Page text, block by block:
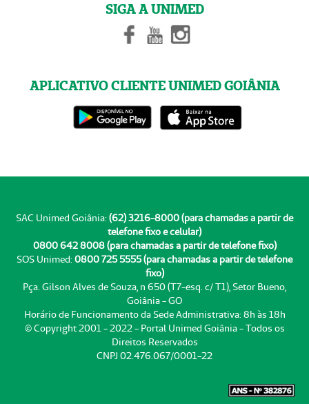
SIGA A UNIMED
APLICATIVO CLIENTE UNIMED GOIÂNIA
SAC Unimed Goiânia: (62) 3216-8000 (para chamadas a partir de
telefone fixo e celular)
0800 642 8008 (para chamadas a partir de telefone fixo)
SOS Unimed: 0800 725 5555 (para chamadas a partir de telefone
fixo)
Pça. Gilson Alves de Souza, n 650 (T7-esq. c/ T1), Setor Bueno,
Goiânia - GO
Horário de Funcionamento da Sede Administrativa: 8h às 18h
© Copyright 2001 - 2022 - Portal Unimed Goiânia - Todos os
Direitos Reservados
CNPJ 02.476.067/0001-22